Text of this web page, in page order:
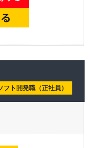
ト開発職（正社員）